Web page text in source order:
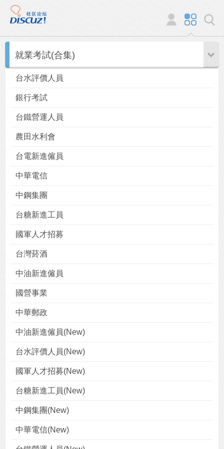
就業考試(合集)
台水評價人員
銀行考試
台鐵營運人員
農田水利會
台電新進僱員
中華電信
中鋼集團
台糖新進工員
國軍人才招募
台灣菸酒
中油新進僱員
國營事業
中華郵政
中油新進僱員(New)
台水評價人員(New)
國軍人才招募(New)
台糖新進工員(New)
中鋼集團(New)
中華電信(New)